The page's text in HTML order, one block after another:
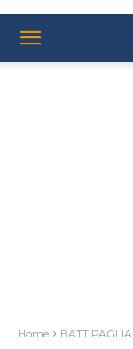
Home BATTIPAGLIA